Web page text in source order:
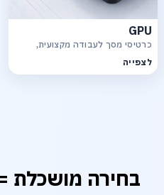
GPU
כרטיסי מסך לעבודה מקצועית,
לצפייה
בחירה